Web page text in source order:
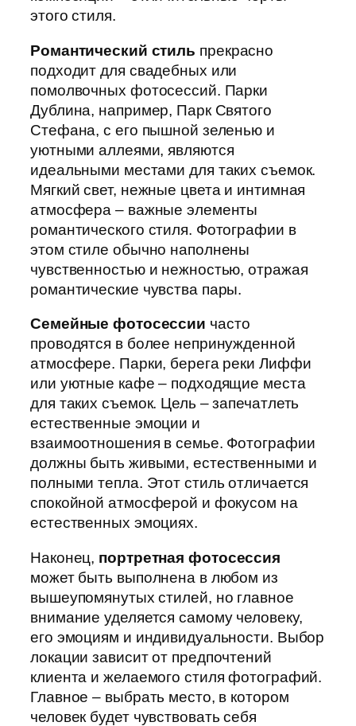
этого стиля.
Романтический стиль прекрасно
подходит для свадебных или
помолвочных фотосессий. Парки
Дублина, например, Парк Святого
Стефана, с его пышной зеленью и
уютными аллеями, являются
идеальными местами для таких съемок.
Мягкий свет, нежные цвета и интимная
атмосфера – важные элементы
романтического стиля. Фотографии в
этом стиле обычно наполнены
чувственностью и нежностью, отражая
романтические чувства пары.
Семейные фотосессии часто
проводятся в более непринужденной
атмосфере. Парки, берега реки Лиффи
или уютные кафе – подходящие места
для таких съемок. Цель – запечатлеть
естественные эмоции и
взаимоотношения в семье. Фотографии
должны быть живыми, естественными и
полными тепла. Этот стиль отличается
спокойной атмосферой и фокусом на
естественных эмоциях.
Наконец, портретная фотосессия
может быть выполнена в любом из
вышеупомянутых стилей, но главное
внимание уделяется самому человеку,
его эмоциям и индивидуальности. Выбор
локации зависит от предпочтений
клиента и желаемого стиля фотографий.
Главное – выбрать место, в котором
человек будет чувствовать себя